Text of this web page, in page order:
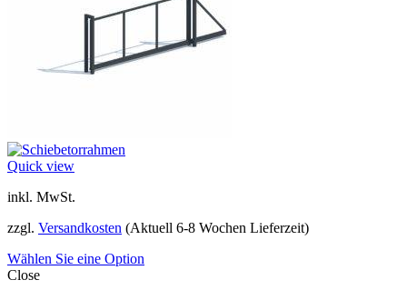
Quick view
inkl. MwSt.
zzgl. Versandkosten (Aktuell 6-8 Wochen Lieferzeit)
Wählen Sie eine Option
Close